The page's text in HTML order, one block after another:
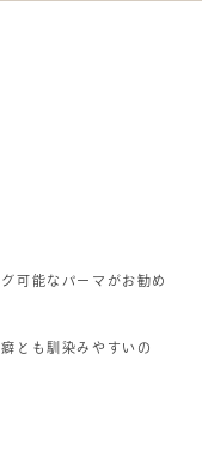
可能なパーマがお勧め
とも馴染みやすいの